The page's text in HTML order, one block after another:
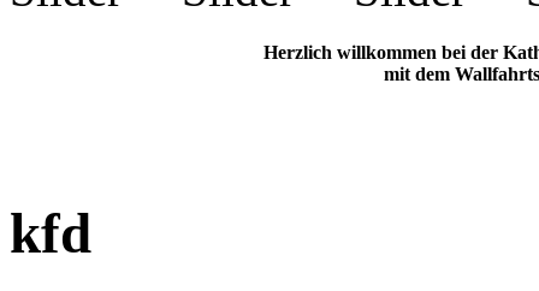
Herzlich willkommen bei der
mit dem
kfd